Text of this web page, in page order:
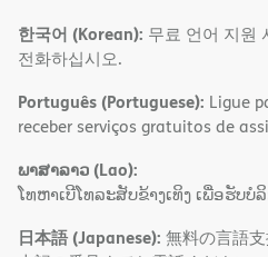
한국어 (Korean): 무료 언어 지원
전화하십시오.
Português (Portuguese): Ligue
receber serviços gratuitos de
ພາສາລາວ (Lao):
ໂທຫາເບີໂທລະສັບຂ້າງເທິງ ເພື່ອຮັບ
日本語 (Japanese): 無料の言語